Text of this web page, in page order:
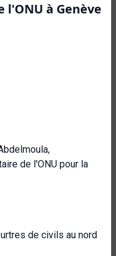
l'ONU à Genève
de l'ONU pour la
de civils au nord